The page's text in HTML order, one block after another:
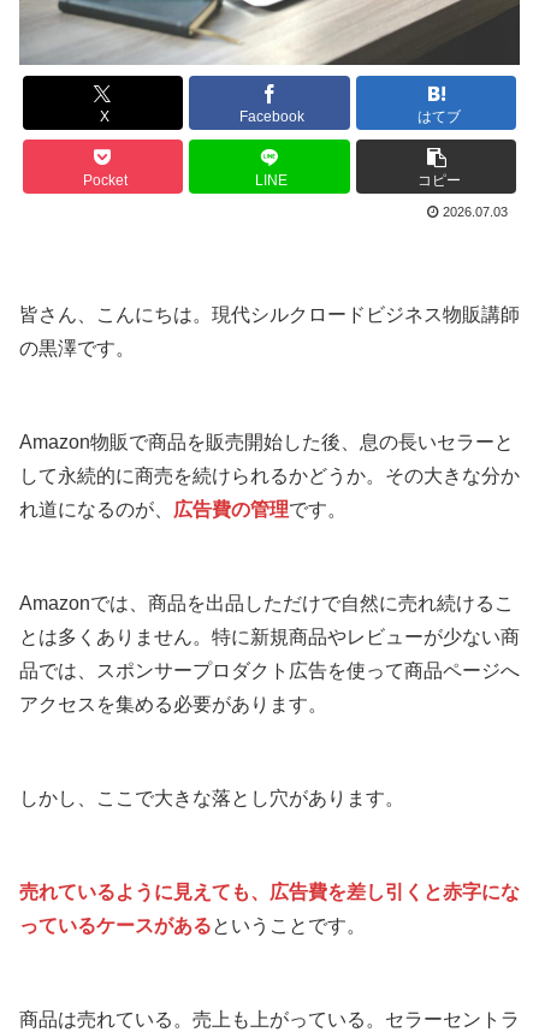
X Facebook はてブ
Pocket LINE コピー
2026.07.03
皆さん、こんにちは。現代シルクロードビジネス物販講師
の黒澤です。
Amazon物販で商品を販売開始した後、息の長いセラーと
して永続的に商売を続けられるかどうか。その大きな分か
れ道になるのが、 広告費の管理です。
Amazonでは、商品を出品しただけで自然に売れ続けるこ
とは多くありません。特に新規商品やレビューが少ない商
品では、スポンサープロダクト広告を使って商品ページへ
アクセスを集める必要があります。
しかし、ここで大きな落とし穴があります。
売れているように見えても、広告費を差し引くと赤字にな
っているケースがあるということです。
商品は売れている。売上も上がっている。セラーセントラ